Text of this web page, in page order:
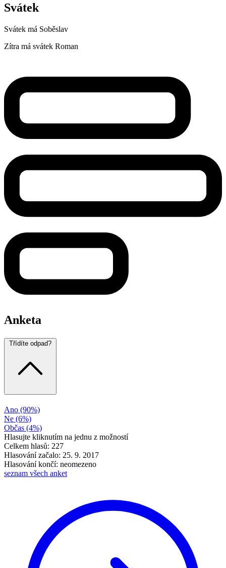
Svátek
Svátek má Soběslav
Zítra má svátek Roman
Anketa
Třídíte odpad?
Ano (90%)
Ne (6%)
Občas (4%)
Hlasujte kliknutím na jednu z možností
Celkem hlasů: 227
Hlasování začalo: 25. 9. 2017
Hlasování končí: neomezeno
seznam všech anket